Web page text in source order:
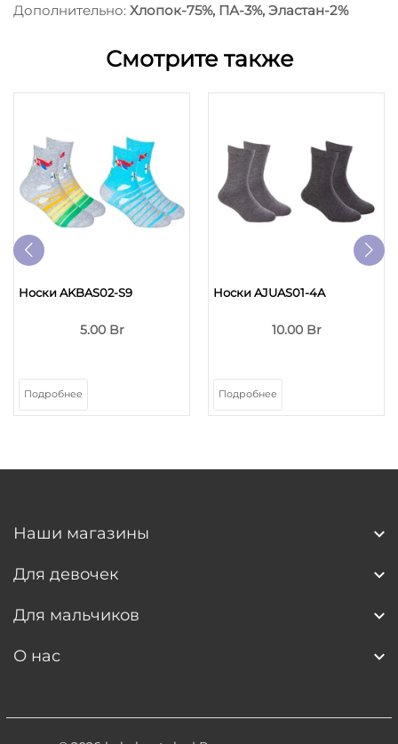
Дополнительно: Хлопок-75%, ПА-3%, Эластан-2%
Смотрите также
Носки AKBAS02-S9
5.00 Br
Подробнее
Носки AJUAS01-4A
10.00 Br
Подробнее
Наши магазины
Для девочек
Для мальчиков
О нас